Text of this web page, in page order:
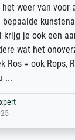
weer van voor
krijg je ook een
wat het
Ros = ook Rops,
...